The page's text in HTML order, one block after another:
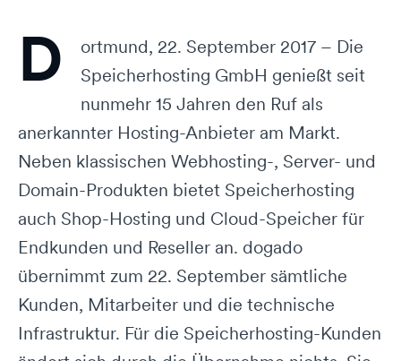
D
ortmund, 22. September 2017 – Die
Speicherhosting GmbH genießt seit
nunmehr 15 Jahren den Ruf als
anerkannter Hosting-Anbieter am Markt.
Neben klassischen Webhosting-, Server- und
Domain-Produkten bietet Speicherhosting
auch Shop-Hosting und Cloud-Speicher für
Endkunden und Reseller an. dogado
übernimmt zum 22. September sämtliche
Kunden, Mitarbeiter und die technische
Infrastruktur. Für die Speicherhosting-Kunden